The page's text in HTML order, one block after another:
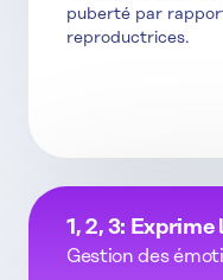
puberté par
reproductrices.
1, 2, 3: Exprime
Gestion des